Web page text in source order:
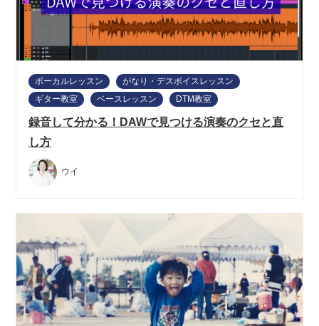
ボーカルレッスン
がなり・デスボイスレッスン
ギター教室
ベースレッスン DTM教室
録音して分かる！DAWで見つける演奏のクセと直
し方
ウイ